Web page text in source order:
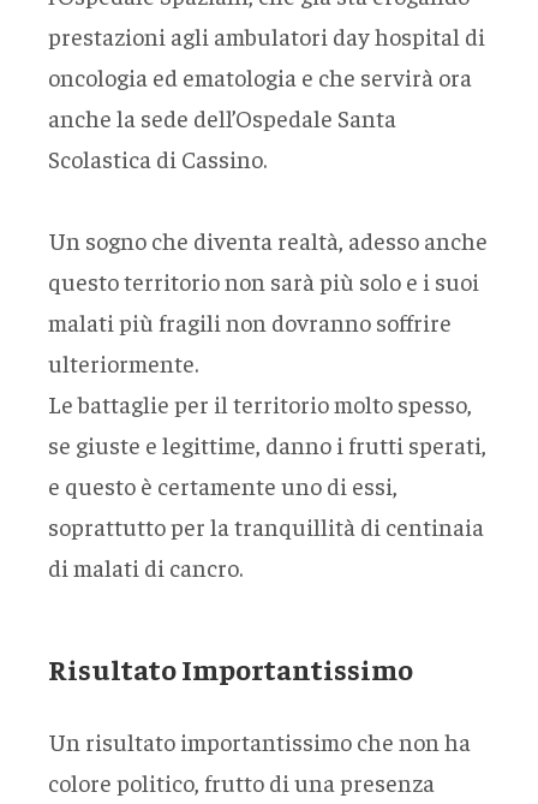
prestazioni agli ambulatori day hospital di
oncologia ed ematologia e che servirà ora
anche la sede dell’Ospedale Santa
Scolastica di Cassino.
Un sogno che diventa realtà, adesso anche
questo territorio non sarà più solo e i suoi
malati più fragili non dovranno soffrire
ulteriormente.
Le battaglie per il territorio molto spesso,
se giuste e legittime, danno i frutti sperati,
e questo è certamente uno di essi,
soprattutto per la tranquillità di centinaia
di malati di cancro.
Risultato Importantissimo
Un risultato importantissimo che non ha
colore politico, frutto di una presenza